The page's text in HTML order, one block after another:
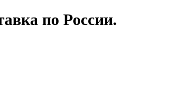
по России.